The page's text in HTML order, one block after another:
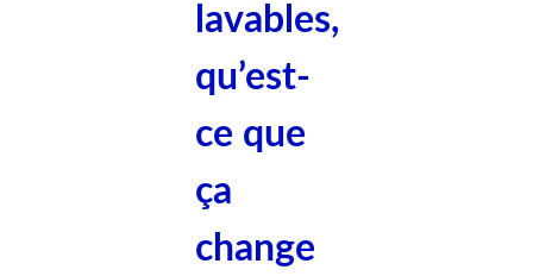
lavables,
qu’est-
ce que
ça
change